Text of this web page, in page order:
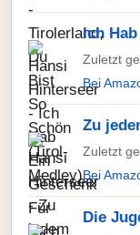
Ich
Zuletzt
Bei
Zu
Zuletzt
Bei
Die